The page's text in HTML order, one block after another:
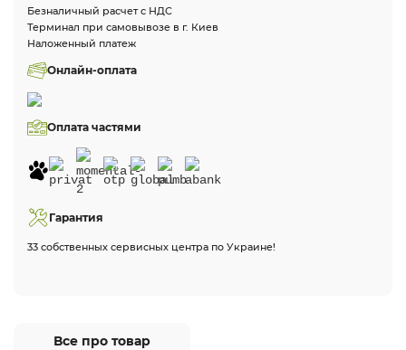
Безналичный расчет с НДС
Терминал при самовывозе в г. Киев
Наложенный платеж
Онлайн-оплата
Оплата частями
Гарантия
33 собственных сервисных центра по Украине!
Все про товар